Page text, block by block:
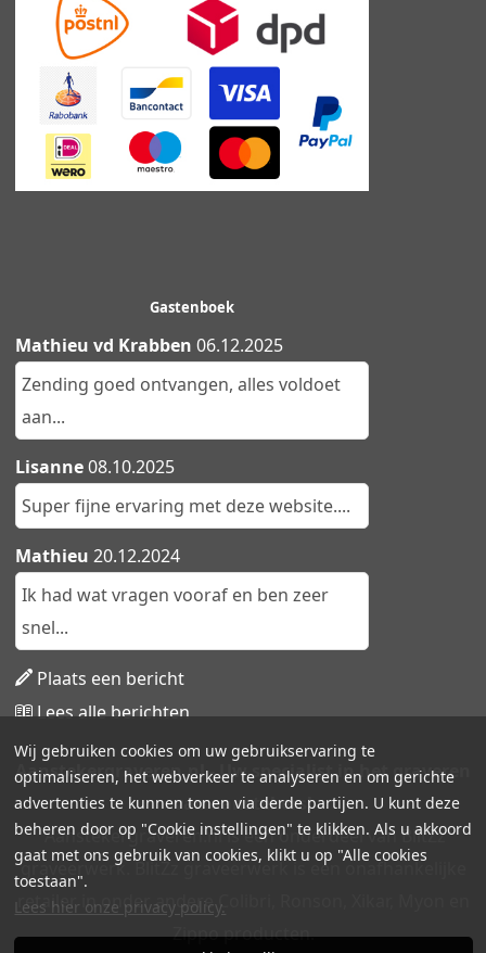
Gastenboek
Mathieu vd Krabben 06.12.2025
Zending goed ontvangen, alles voldoet
aan...
Lisanne08.10.2025
Super fijne ervaring met deze website....
Mathieu 20.12.2024
Ik had wat vragen vooraf en ben zeer
snel...
Plaats een bericht
Lees alle berichten
Aanstekergraveren.nl - Uw specialist in het graveren
van aanstekers!
Aanstekergraveren.nl is een onderdeel van BlitZz
graveerwerk. BlitZz graveerwerk is een onafhankelijke
retailer in onder andere Colibri, Ronson, Xikar, Myon en
Zippo producten.
Wij gebruiken cookies om uw gebruikservaring te
optimaliseren, het webverkeer te analyseren en om gerichte
advertenties te kunnen tonen via derde partijen. U kunt deze
beheren door op "Cookie instellingen" te klikken. Als u akkoord
gaat met ons gebruik van cookies, klikt u op "Alle cookies
toestaan".
Lees hier onze privacy policy.